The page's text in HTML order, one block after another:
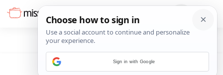
Sign in with Google